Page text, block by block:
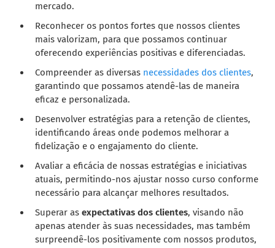
mercado.
Reconhecer os pontos fortes que nossos clientes
mais valorizam, para que possamos continuar
oferecendo experiências positivas e diferenciadas.
Compreender as diversas necessidades dos clientes,
garantindo que possamos atendê-las de maneira
eficaz e personalizada.
Desenvolver estratégias para a retenção de clientes,
identificando áreas onde podemos melhorar a
fidelização e o engajamento do cliente.
Avaliar a eficácia de nossas estratégias e iniciativas
atuais, permitindo-nos ajustar nosso curso conforme
necessário para alcançar melhores resultados.
Superar asexpectativas dos clientes, visando não
apenas atender às suas necessidades, mas também
surpreendê-los positivamente com nossos produtos,